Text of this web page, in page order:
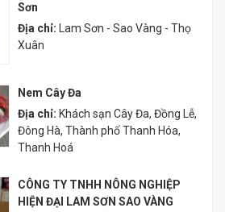
Sơn
Địa chỉ:
Lam Sơn - Sao Vàng - Thọ
Xuân
Nem Cây Đa
Địa chỉ: Khách sạn Cây Đa, Đồng Lễ,
Đông Hà, Thành phố Thanh Hóa,
Thanh Hoá
CÔNG TY TNHH NÔNG NGHIỆP
HIỆN ĐẠI LAM SƠN SAO VÀNG